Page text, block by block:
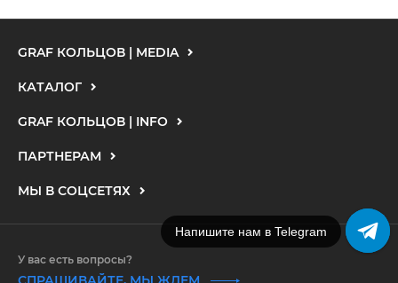
GRAF КОЛЬЦОВ | MEDIA
КАТАЛОГ
GRAF КОЛЬЦОВ | INFO
ПАРТНЕРАМ
МЫ В СОЦСЕТЯХ
У вас есть вопросы?
Напишите нам в Telegram